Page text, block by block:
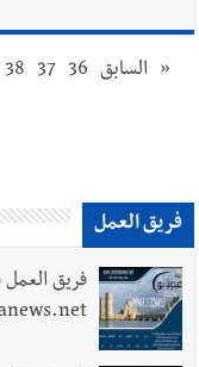
« السابق 36
37
38
فريق العمل
فريق العمل